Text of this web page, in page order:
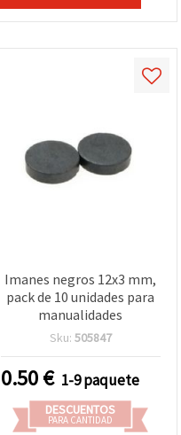
Imanes negros 12x3 mm,
pack de 10 unidades para
manualidades
Sku: 505847
0.50€ 1-9 paquete
DESCUENTOS
PARA CANTIDAD